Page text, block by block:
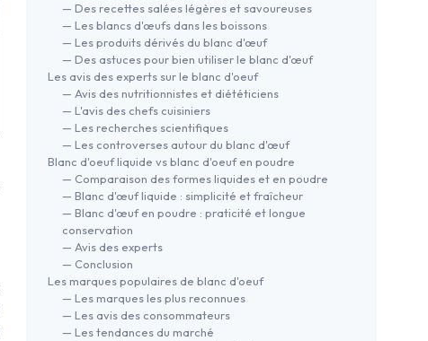
— Des recettes salées légères et savoureuses
— Les blancs d'œufs dans les boissons
— Les produits dérivés du blanc d'œuf
— Des astuces pour bien utiliser le blanc d'œuf
Les avis des experts sur le blanc d'oeuf
— Avis des nutritionnistes et diététiciens
— L'avis des chefs cuisiniers
— Les recherches scientifiques
— Les controverses autour du blanc d'œuf
Blanc d'oeuf liquide vs blanc d'oeuf en poudre
— Comparaison des formes liquides et en poudre
— Blanc d'œuf liquide : simplicité et fraîcheur
— Blanc d'œuf en poudre : praticité et longue
conservation
— Avis des experts
— Conclusion
Les marques populaires de blanc d'oeuf
— Les marques les plus reconnues
— Les avis des consommateurs
— Les tendances du marché